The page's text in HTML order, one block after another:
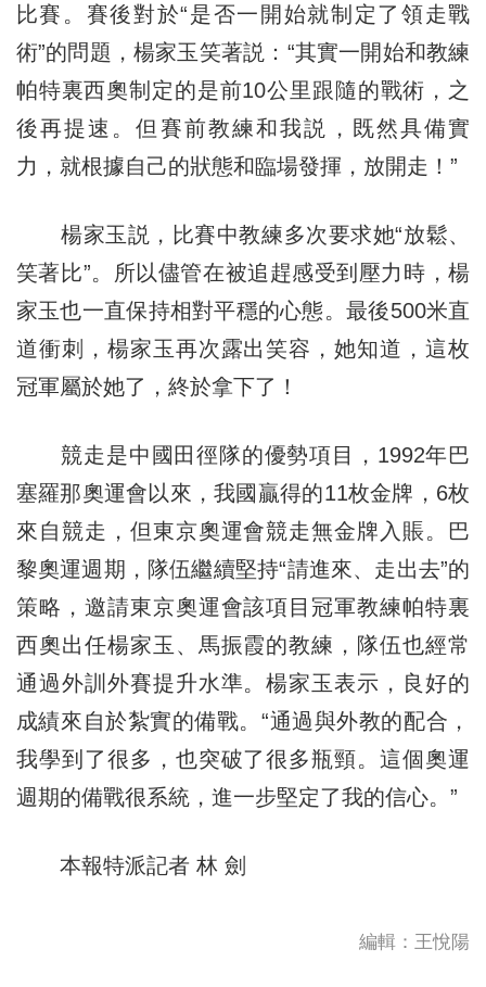
比賽。賽後對於“是否一開始就制定了領走戰
術”的問題，楊家玉笑著説：“其實一開始和教練
帕特裏西奧制定的是前10公里跟隨的戰術，之
後再提速。但賽前教練和我説，既然具備實
力，就根據自己的狀態和臨場發揮，放開走！”
楊家玉説，比賽中教練多次要求她“放鬆、
笑著比”。所以儘管在被追趕感受到壓力時，楊
家玉也一直保持相對平穩的心態。最後500米直
道衝刺，楊家玉再次露出笑容，她知道，這枚
冠軍屬於她了，終於拿下了！
競走是中國田徑隊的優勢項目，1992年巴
塞羅那奧運會以來，我國贏得的11枚金牌，6枚
來自競走，但東京奧運會競走無金牌入賬。巴
黎奧運週期，隊伍繼續堅持“請進來、走出去”的
策略，邀請東京奧運會該項目冠軍教練帕特裏
西奧出任楊家玉、馬振霞的教練，隊伍也經常
通過外訓外賽提升水準。楊家玉表示，良好的
成績來自於紮實的備戰。“通過與外教的配合，
我學到了很多，也突破了很多瓶頸。這個奧運
週期的備戰很系統，進一步堅定了我的信心。”
本報特派記者 林 劍
編輯：王悅陽